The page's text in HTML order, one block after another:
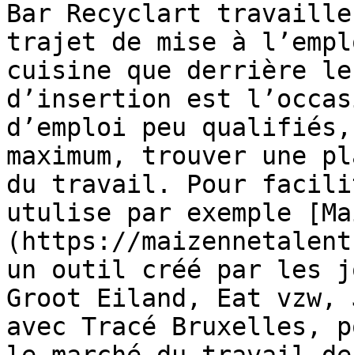
Bar Recyclart travaille
trajet de mise à
cuisine que derrière le
d’insertion est
d’emploi peu
maximum, trouver une
du travail. Pour
utulise par exemple
(https://
un outil créé par les
Groot Eiland, Eat vzw,
avec Tracé Bruxelles,